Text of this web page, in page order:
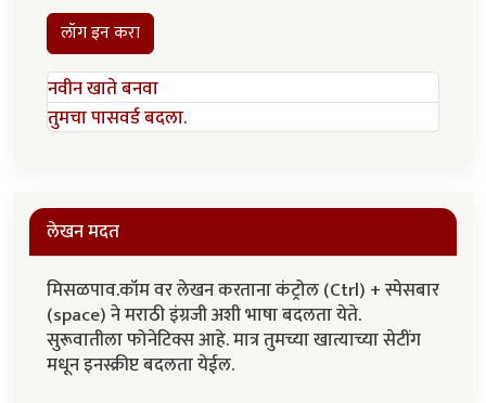
लॉग इन करा
नवीन खाते बनवा
तुमचा पासवर्ड बदला.
लेखन मदत
मिसळपाव.कॉम वर लेखन करताना कंट्रोल (Ctrl) + स्पेसबार
(space) ने मराठी इंग्रजी अशी भाषा बदलता येते.
सुरूवातीला फोनेटिक्स आहे. मात्र तुमच्या खात्याच्या सेटींग
मधून इनस्क्रीप्ट बदलता येईल.